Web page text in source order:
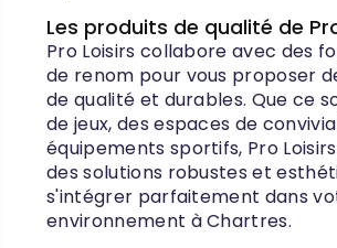
Les produits de qualité de
Pro Loisirs collabore avec des
de renom pour vous proposer
de qualité et durables. Que ce
de jeux, des espaces de
équipements sportifs, Pro
des solutions robustes et
s'intégrer parfaitement dans
environnement à Chartres.